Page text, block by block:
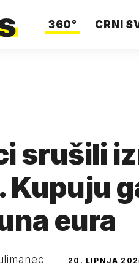
360° CRNI
srušili
Kupuju
eura
20. LIPNJA